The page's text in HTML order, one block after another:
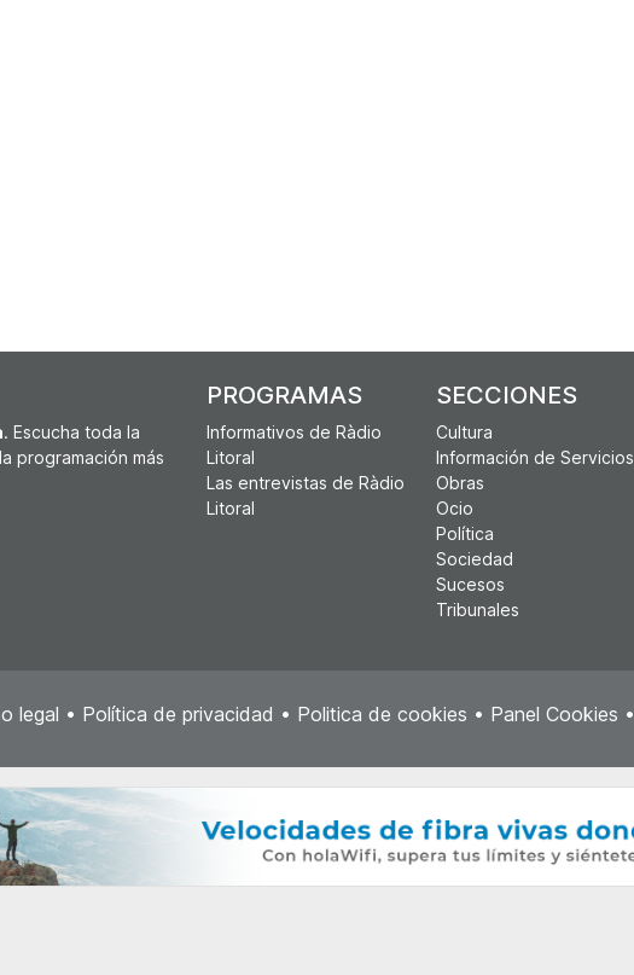
. Escucha toda la
programación más
PROGRAMAS
Informativos de Ràdio
Litoral
Las entrevistas de Ràdio
Litoral
SECCIONES
Cultura
Información de Servicios
Obras
Ocio
Política
Sociedad
Sucesos
Tribunales
legal • Política de privacidad • Politica de cookies • Panel Cookies •